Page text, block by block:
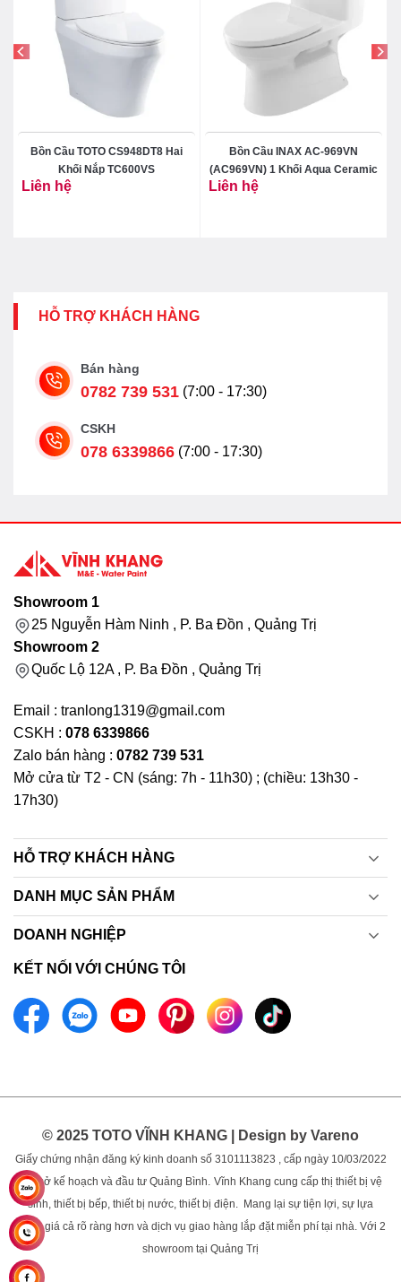
Bồn Cầu TOTO CS948DT8 Hai
Khối Nắp TC600VS
Liên hệ
Bồn Cầu INAX AC-969VN
(AC969VN) 1 Khối Aqua Ceramic
Liên hệ
HỖ TRỢ KHÁCH HÀNG
Bán hàng
0782 739 531 (7:00 - 17:30)
CSKH
078 6339866 (7:00 - 17:30)
Showroom 1
25 Nguyễn Hàm Ninh , P. Ba Đồn , Quảng Trị
Showroom 2
Quốc Lộ 12A , P. Ba Đồn , Quảng Trị
Email : tranlong1319@gmail.com
CSKH : 078 6339866
Zalo bán hàng : 0782 739 531
Mở cửa từ T2 - CN (sáng: 7h - 11h30) ; (chiều: 13h30 -
17h30)
HỖ TRỢ KHÁCH HÀNG
DANH MỤC SẢN PHẨM
DOANH NGHIỆP
KẾT NỐI VỚI CHÚNG TÔI
© 2025 TOTO VĨNH KHANG | Design by Vareno
Giấy chứng nhận đăng ký kinh doanh số 3101113823 , cấp ngày 10/03/2022
bởi sở kế hoạch và đầu tư Quảng Bình. Vĩnh Khang cung cấp thị thiết bị vệ
sinh, thiết bị bếp, thiết bị nước, thiết bị điện. Mang lại sự tiện lợi, sự lựa
chọn, giá cả rõ ràng hơn và dịch vụ giao hàng lắp đặt miễn phí tại nhà. Với 2
showroom tại Quảng Trị